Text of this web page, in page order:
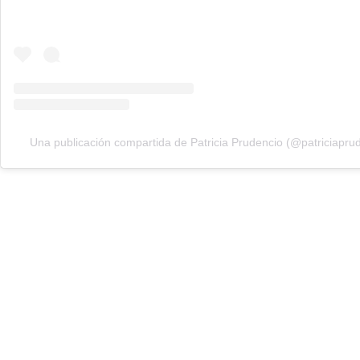
Una publicación compartida de Patricia Prudencio